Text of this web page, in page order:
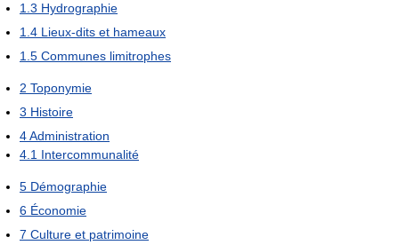
1.3 Hydrographie
1.4 Lieux-dits et hameaux
1.5 Communes limitrophes
2 Toponymie
3 Histoire
4Administration
4.1 Intercommunalité
5 Démographie
6 Économie
7 Culture et patrimoine